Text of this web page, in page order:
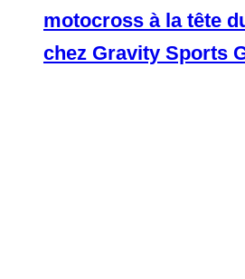
motocross à la tête
chez Gravity Sports